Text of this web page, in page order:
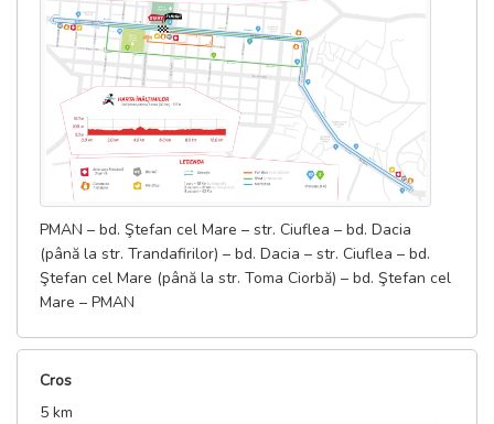
PMAN – bd. Ştefan cel Mare – str. Ciuflea – bd. Dacia
(până la str. Trandafirilor) – bd. Dacia – str. Ciuflea – bd.
Ştefan cel Mare (până la str. Toma Ciorbă) – bd. Ştefan cel
Mare – PMAN
Cros
5 km